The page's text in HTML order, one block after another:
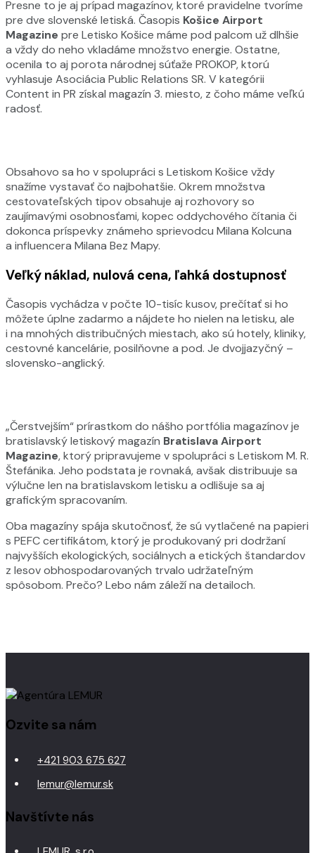
Presne to je aj prípad magazínov, ktoré pravidelne tvoríme
pre dve slovenské letiská. Časopis Košice Airport
Magazine pre Letisko Košice máme pod palcom už dlhšie
a vždy do neho vkladáme množstvo energie. Ostatne,
ocenila to aj porota národnej súťaže PROKOP, ktorú
vyhlasuje Asociácia Public Relations SR. V kategórii
Content in PR získal magazín 3. miesto, z čoho máme veľkú
radosť.
Obsahovo sa ho v spolupráci s Letiskom Košice vždy
snažíme vystavať čo najbohatšie. Okrem množstva
cestovateľských tipov obsahuje aj rozhovory so
zaujímavými osobnosťami, kopec oddychového čítania či
dokonca príspevky známeho sprievodcu Milana Kolcuna
a influencera Milana Bez Mapy.
Veľký náklad, nulová cena, ľahká dostupnosť
Časopis vychádza v počte 10-tisíc kusov, prečítať si ho
môžete úplne zadarmo a nájdete ho nielen na letisku, ale
i na mnohých distribučných miestach, ako sú hotely, kliniky,
cestovné kancelárie, posilňovne a pod. Je dvojjazyčný –
slovensko-anglický.
„Čerstvejším“ prírastkom do nášho portfólia magazínov je
bratislavský letiskový magazín Bratislava Airport
Magazine, ktorý pripravujeme v spolupráci s Letiskom M. R.
Štefánika. Jeho podstata je rovnaká, avšak distribuuje sa
výlučne len na bratislavskom letisku a odlišuje sa aj
grafickým spracovaním.
Oba magazíny spája skutočnosť, že sú vytlačené na papieri
s PEFC certifikátom, ktorý je produkovaný pri dodržaní
najvyšších ekologických, sociálnych a etických štandardov
z lesov obhospodarovaných trvalo udržateľným
spôsobom. Prečo? Lebo nám záleží na detailoch.
Ozvite sa nám
+421 903 675 627
lemur@lemur.sk
Navštívte nás